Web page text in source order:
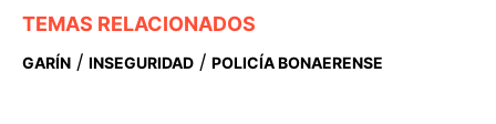
TEMAS RELACIONADOS
GARÍN / INSEGURIDAD / POLICÍA BONAERENSE